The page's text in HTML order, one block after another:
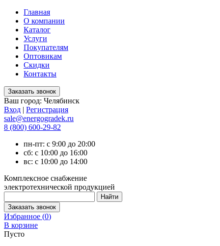
Главная
О компании
Каталог
Услуги
Покупателям
Оптовикам
Скидки
Контакты
Ваш город: Челябинск
Вход | Регистрация
sale@energogradek.ru
8 (800) 600-29-82
пн-пт: с 9:00 до 20:00
сб: с 10:00 до 16:00
вс: с 10:00 до 14:00
Комплексное снабжение
электротехнической продукцией
Избранное (0)
В корзине
Пусто